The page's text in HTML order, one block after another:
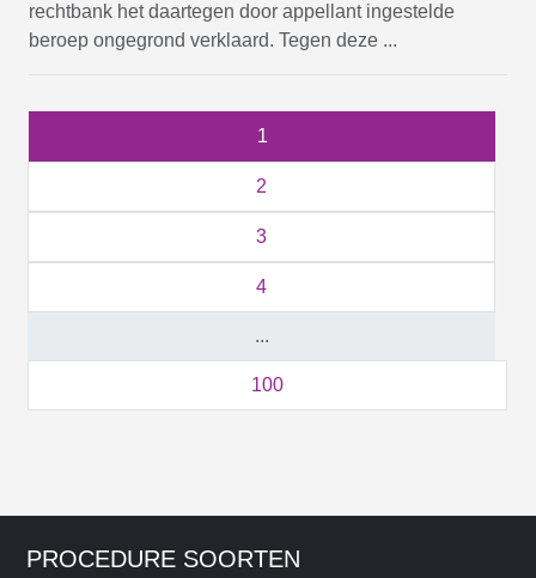
rechtbank het daartegen door appellant ingestelde
beroep ongegrond verklaard. Tegen deze ...
1
2
3
4
...
100
PROCEDURE SOORTEN